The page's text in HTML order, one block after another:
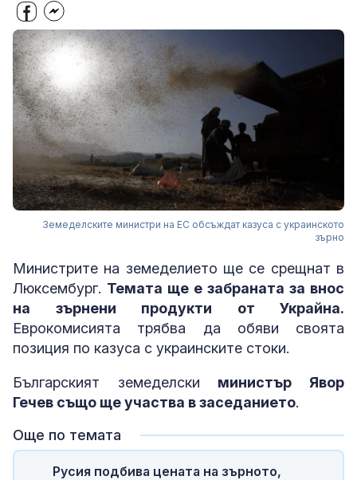
Земеделските министри на ЕС обсъждат казуса с украинското
зърно
Министрите на земеделието ще се срещнат в
Люксембург. Темата ще е забраната за внос
на зърнени продукти от Украйна.
Еврокомисията трябва да обяви своята
позиция по казуса с украинските стоки.
Българският земеделски министър Явор
Гечев също ще участва в заседанието.
Още по темата
Русия подбива цената на зърното,